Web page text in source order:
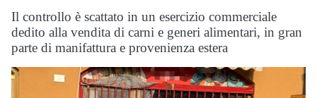
Il controllo è scattato in un esercizio commerciale
dedito alla vendita di carni e generi alimentari, in gran
parte di manifattura e provenienza estera